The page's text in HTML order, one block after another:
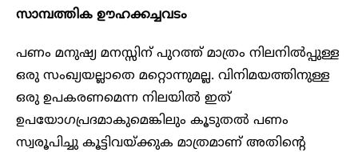
സാമ്പത്തിക ഊഹക്കച്ചവടം
പണം മനുഷ്യ മനസ്സിന് പുറത്ത് മാത്രം നിലനിൽപ്പുള്ള
ഒരു സംഖ്യയല്ലാതെ മറ്റൊന്നുമല്ല. വിനിമയത്തിനുള്ള
ഒരു ഉപകരണമെന്ന നിലയിൽ ഇത്
ഉപയോഗപ്രദമാകുമെങ്കിലും കൂടുതൽ പണം
സ്വരൂപിച്ചു കൂട്ടിവയ്ക്കുക മാത്രമാണ് അതിന്റെ